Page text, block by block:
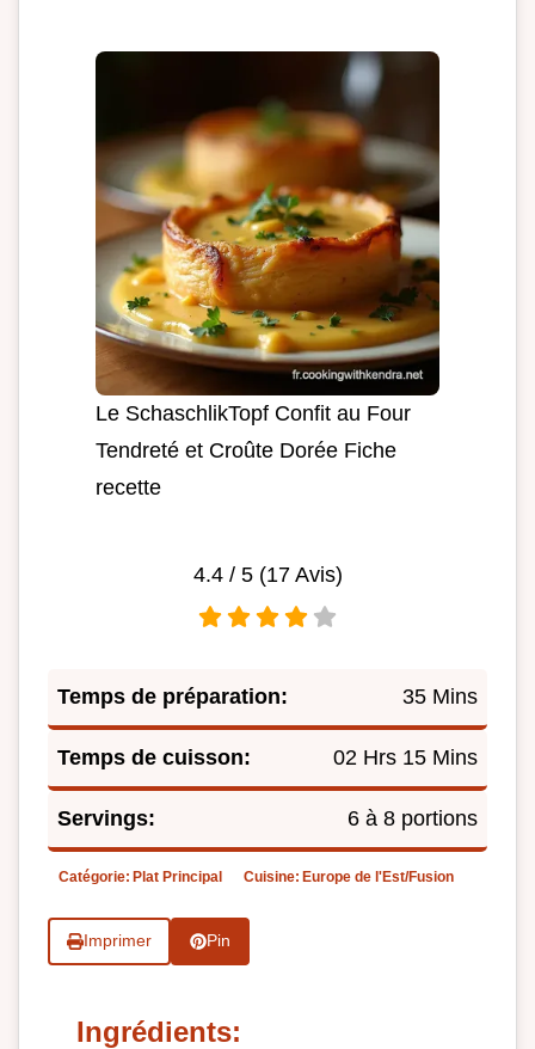
Le SchaschlikTopf Confit au Four
Tendreté et Croûte Dorée Fiche
recette
4.4/ 5 (17Avis)
Temps de préparation: 35 Mins
Temps de cuisson: 02 Hrs 15 Mins
Servings: 6 à 8 portions
Catégorie: Plat Principal Cuisine: Europe de l'Est/Fusion
Imprimer Pin
Ingrédients: